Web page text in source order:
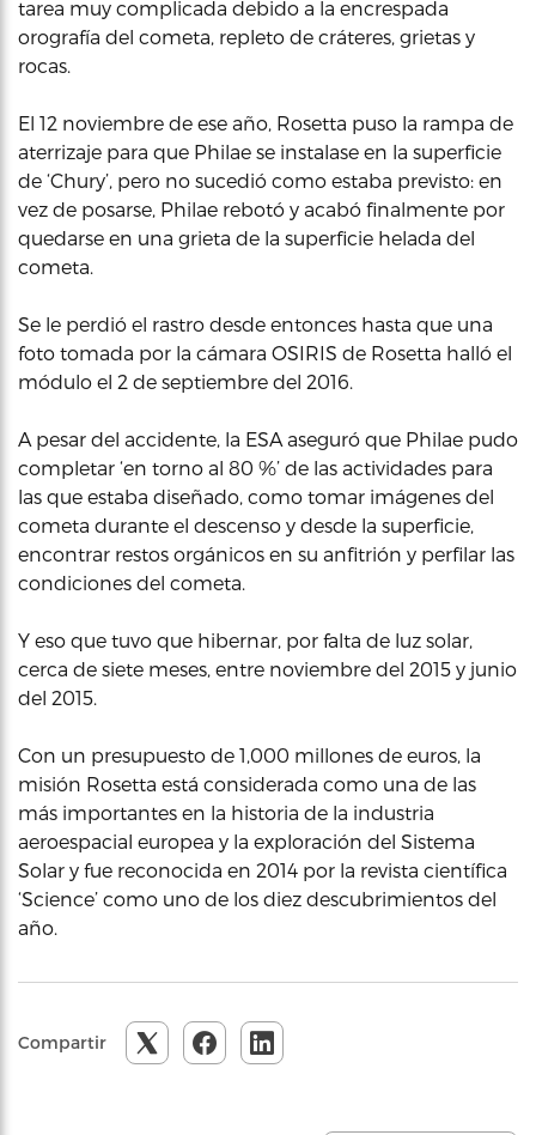
tarea muy complicada debido a la encrespada
orografía del cometa, repleto de cráteres, grietas y
rocas.
El 12 noviembre de ese año, Rosetta puso la rampa de
aterrizaje para que Philae se instalase en la superficie
de ‘Chury’, pero no sucedió como estaba previsto: en
vez de posarse, Philae rebotó y acabó finalmente por
quedarse en una grieta de la superficie helada del
cometa.
Se le perdió el rastro desde entonces hasta que una
foto tomada por la cámara OSIRIS de Rosetta halló el
módulo el 2 de septiembre del 2016.
A pesar del accidente, la ESA aseguró que Philae pudo
completar ‘en torno al 80 %’ de las actividades para
las que estaba diseñado, como tomar imágenes del
cometa durante el descenso y desde la superficie,
encontrar restos orgánicos en su anfitrión y perfilar las
condiciones del cometa.
Y eso que tuvo que hibernar, por falta de luz solar,
cerca de siete meses, entre noviembre del 2015 y junio
del 2015.
Con un presupuesto de 1,000 millones de euros, la
misión Rosetta está considerada como una de las
más importantes en la historia de la industria
aeroespacial europea y la exploración del Sistema
Solar y fue reconocida en 2014 por la revista científica
‘Science’ como uno de los diez descubrimientos del
año.
Compartir